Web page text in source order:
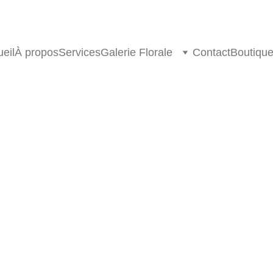
À proposServicesGalerie Florale ContactBoutique